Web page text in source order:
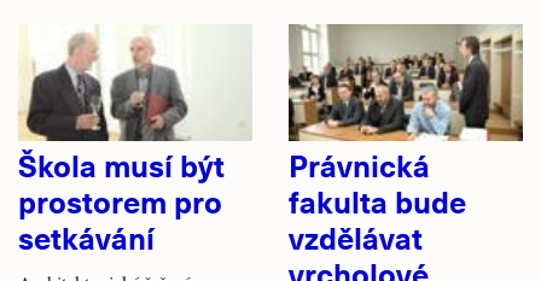
Škola musí být
prostorem pro
setkávání
Právnická
fakulta bude
vzdělávat